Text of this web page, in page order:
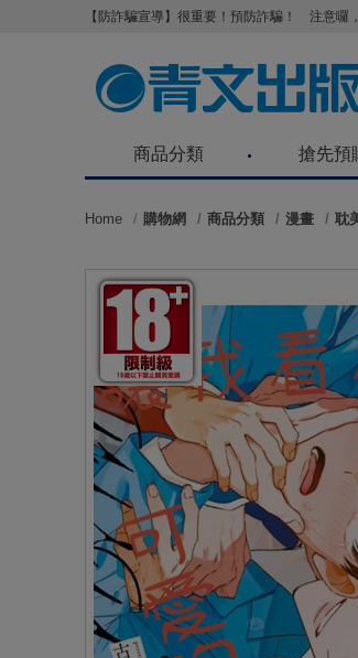
【防詐騙宣導】很重要！預防詐騙！ 注意囉
商品分類 搶先預
Home 購物網 商品分類 漫畫 耽